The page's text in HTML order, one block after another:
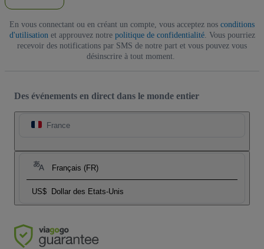
En vous connectant ou en créant un compte, vous acceptez nos conditions
d'utilisationet approuvez notre politique de confidentialité. Vous pourriez
recevoir des notifications par SMS de notre part et vous pouvez vous
désinscrire à tout moment.
Des événements en direct dans le monde entier
France
Français (FR)
US$ Dollar des Etats-Unis